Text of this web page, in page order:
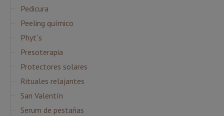
Pedicura
Peeling químico
Phyt´s
Presoterapia
Protectores solares
Rituales relajantes
San Valentín
Serum de pestañas